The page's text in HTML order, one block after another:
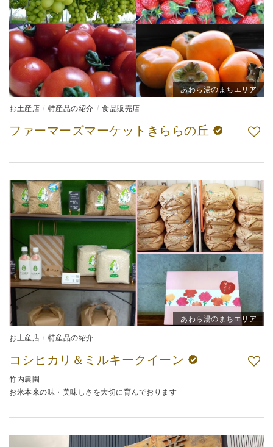
あわら湯のまちエリア
お土産店 特産品の紹介 食品販売店
ファーマーズマーケットきららの丘
あわら湯のまちエリア
お土産店 特産品の紹介
コシヒカリ＆ミルキークイーン
竹内農園
お米本来の味・美味しさを大切に育んでおります